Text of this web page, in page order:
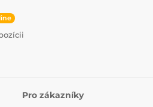
Pro zákazníky